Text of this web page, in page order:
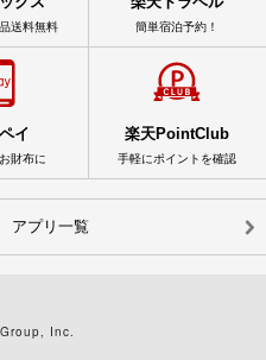
送料無料 簡単宿泊予約！
イ
財布に
楽天PointClub
手軽にポイントを確認
アプリ一覧
Inc.